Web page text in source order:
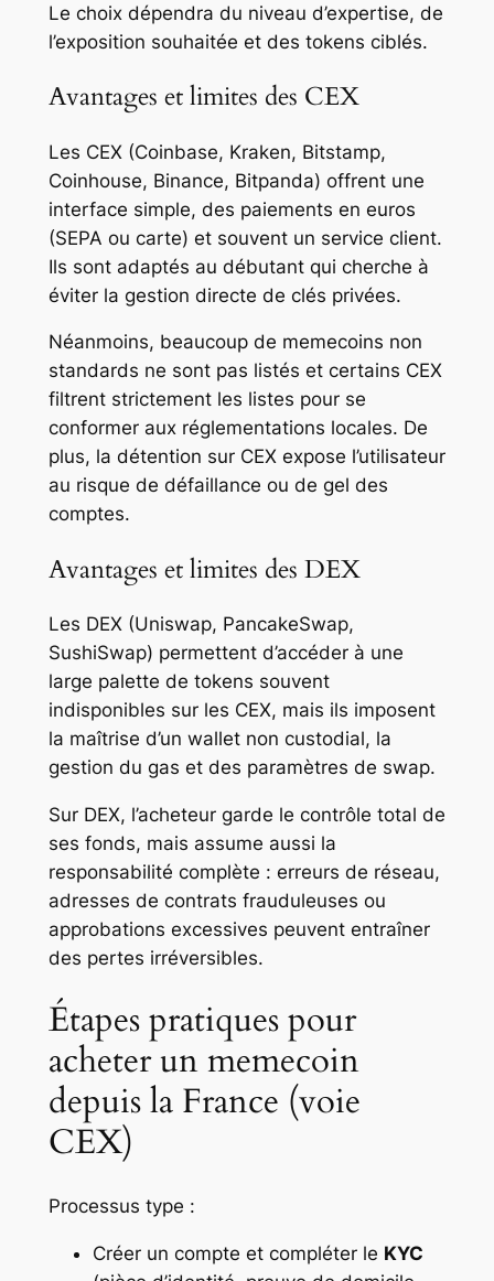
Le choix dépendra du niveau d’expertise, de
l’exposition souhaitée et des tokens ciblés.
Avantages et limites des CEX
Les CEX (Coinbase, Kraken, Bitstamp,
Coinhouse, Binance, Bitpanda) offrent une
interface simple, des paiements en euros
(SEPA ou carte) et souvent un service client.
Ils sont adaptés au débutant qui cherche à
éviter la gestion directe de clés privées.
Néanmoins, beaucoup de memecoins non
standards ne sont pas listés et certains CEX
filtrent strictement les listes pour se
conformer aux réglementations locales. De
plus, la détention sur CEX expose l’utilisateur
au risque de défaillance ou de gel des
comptes.
Avantages et limites des DEX
Les DEX (Uniswap, PancakeSwap,
SushiSwap) permettent d’accéder à une
large palette de tokens souvent
indisponibles sur les CEX, mais ils imposent
la maîtrise d’un wallet non custodial, la
gestion du gas et des paramètres de swap.
Sur DEX, l’acheteur garde le contrôle total de
ses fonds, mais assume aussi la
responsabilité complète : erreurs de réseau,
adresses de contrats frauduleuses ou
approbations excessives peuvent entraîner
des pertes irréversibles.
Étapes pratiques pour
acheter un memecoin
depuis la France (voie
CEX)
Processus type :
Créer un compte et compléter le KYC